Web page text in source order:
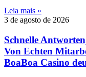
Leia mais »
3 de agosto de 2026
Schnelle
Von Echten
BoaBoa Casino